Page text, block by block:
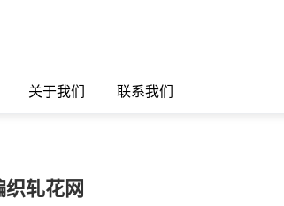
关于我们 联系我们
织轧花网